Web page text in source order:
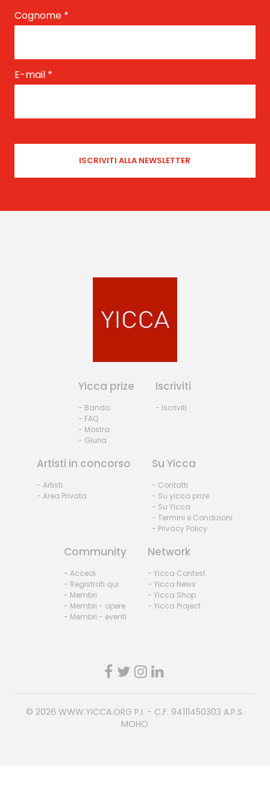
Cognome *
E-mail *
Yicca prize
- Bando
- FAQ
- Mostra
- Giuria
Iscriviti
- Iscriviti
Artisti in concorso
- Artisti
- Area Privata
Su Yicca
- Contatti
- Su yicca prize
- Su Yicca
- Termini e Condizioni
- Privacy Policy
Community
- Accedi
- Registrati qui
- Membri
- Membri - opere
- Membri - eventi
Network
- Yicca Contest
- Yicca News
- Yicca Shop
- Yicca Project
© 2026 WWW.YICCA.ORG P.I. - C.F. 94111450303 A.P.S.
MOHO